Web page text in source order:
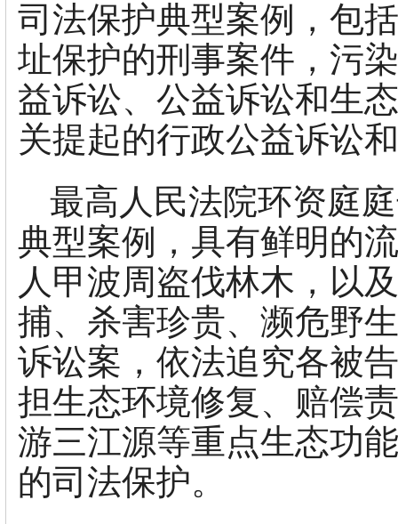
司法保护典型案例，包
址保护的刑事案件，污
益诉讼、公益诉讼和生
关提起的行政公益诉讼
最高人民法院环资庭
典型案例，具有鲜明的
人甲波周盗伐林木，以
捕、杀害珍贵、濒危野
诉讼案，依法追究各被
担生态环境修复、赔偿
游三江源等重点生态功
的司法保护。